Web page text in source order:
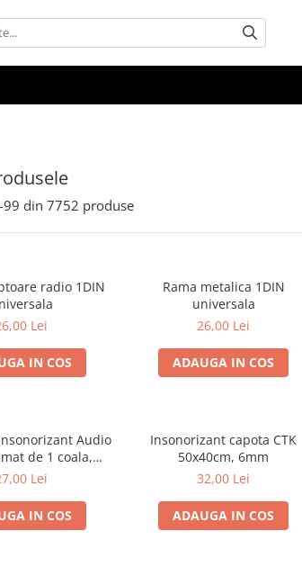
99 din 7752 produse
radio 1DIN
Lei
IN COS
Rama metalica 1DIN
universala
26,00 Lei
ADAUGA IN COS
Audio
de 1 coala,
6mm grosime,
Lei
IN COS
Insonorizant capota CTK
50x40cm, 6mm
32,00 Lei
ADAUGA IN COS